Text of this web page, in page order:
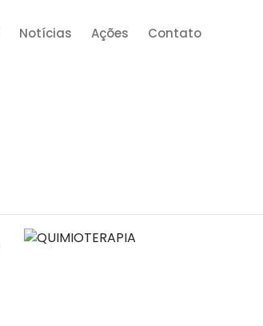
Notícias Ações Contato